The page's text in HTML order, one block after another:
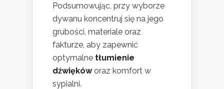
Podsumowując, przy wyborze
dywanu koncentruj się na jego
grubości, materiale oraz
fakturze, aby zapewnić
optymalne tłumienie
dźwiękóworaz komfort w
sypialni.